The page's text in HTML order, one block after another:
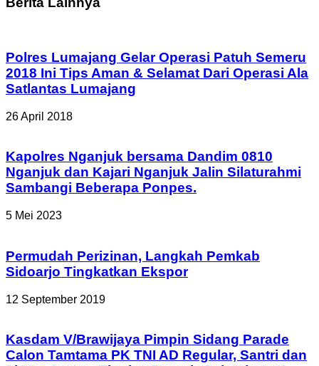
Polres Lumajang Gelar Operasi Patuh Semeru
2018 Ini Tips Aman & Selamat Dari Operasi Ala
Satlantas Lumajang
26 April 2018
Kapolres Nganjuk bersama Dandim 0810
Nganjuk dan Kajari Nganjuk Jalin Silaturahmi
Sambangi Beberapa Ponpes.
5 Mei 2023
Permudah Perizinan, Langkah Pemkab
Sidoarjo Tingkatkan Ekspor
12 September 2019
Kasdam V/Brawijaya Pimpin Sidang Parade
Calon Tamtama PK TNI AD Regular, Santri dan